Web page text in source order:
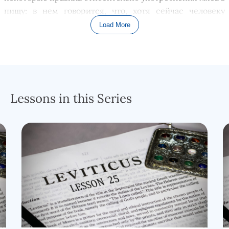
пищу: в нем говорится, что, хотя сейчас человеку
разрешено есть плоть живых существ, нельзя есть
кровь этого существа, потому что ЖИЗНЬ находится В
жизнь была в крови в буквальном смысле.
Кроме того, в то время как Бог сделал кровь
непригодной для употребления в пищу, Он посвятил
кровь с единственной целью искупления.
Закономерность была очевидна: человеку не
разрешалось есть что-то столь священное, как
источник искупления, кровь. Духовной целью крови
была жизнь и искупление; поэтому использовать кровь
для каких-либо других целей было против воли Бога.
Load More
Lessons in this Series